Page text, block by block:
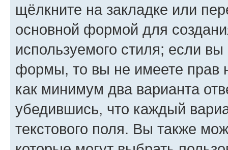
щёлкните на закладке или
основной формой для
используемого стиля; если
формы, то вы не имеете прав
как минимум два варианта
убедившись, что каждый
текстового поля. Вы также